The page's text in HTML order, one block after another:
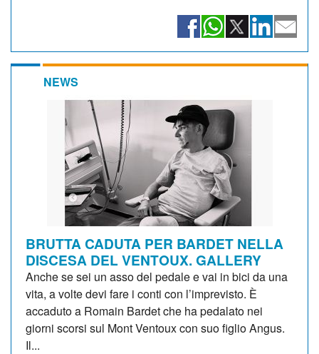
NEWS
BRUTTA CADUTA PER BARDET NELLA
DISCESA DEL VENTOUX. GALLERY
Anche se sei un asso del pedale e vai in bici da una
vita, a volte devi fare i conti con l’imprevisto. È
accaduto a Romain Bardet che ha pedalato nei
giorni scorsi sul Mont Ventoux con suo figlio Angus.
Il...